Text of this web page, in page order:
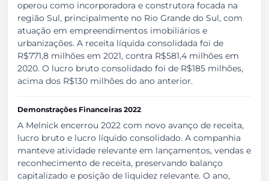
operou como incorporadora e construtora focada na
região Sul, principalmente no Rio Grande do Sul, com
atuação em empreendimentos imobiliários e
urbanizações. A receita líquida consolidada foi de
R$771,8 milhões em 2021, contra R$581,4 milhões em
2020. O lucro bruto consolidado foi de R$185 milhões,
acima dos R$130 milhões do ano anterior.
Demonstrações Financeiras 2022
A Melnick encerrou 2022 com novo avanço de receita,
lucro bruto e lucro líquido consolidado. A companhia
manteve atividade relevante em lançamentos, vendas e
reconhecimento de receita, preservando balanço
capitalizado e posição de liquidez relevante. O ano,